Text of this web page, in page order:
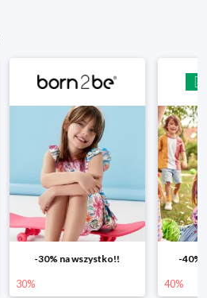
-40% na drugą sztukę